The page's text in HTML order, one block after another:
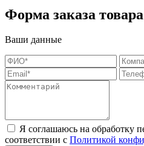
Форма заказа товара
Ваши данные
Я соглашаюсь на обработку
соответствии с Политикой